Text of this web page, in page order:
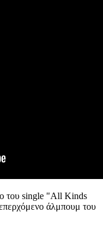
του single "All Kinds
άλμπουμ του